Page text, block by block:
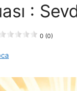
:
0 (0)